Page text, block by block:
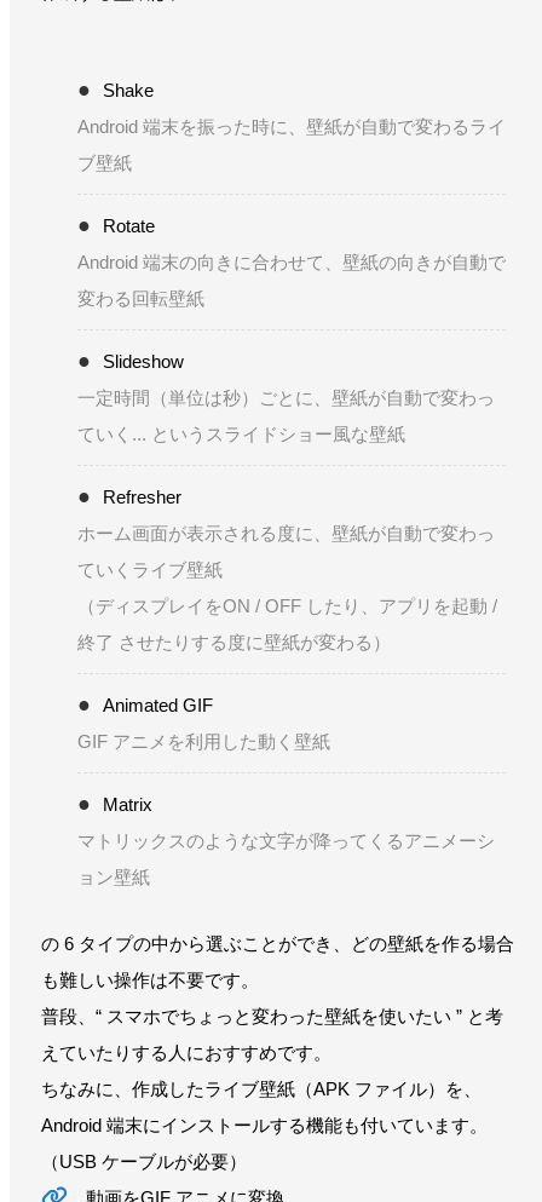
Shake
Android 端末を振った時に、壁紙が自動で変わるライ
ブ壁紙
Rotate
Android 端末の向きに合わせて、壁紙の向きが自動で
変わる回転壁紙
Slideshow
一定時間（単位は秒）ごとに、壁紙が自動で変わっ
ていく... というスライドショー風な壁紙
Refresher
ホーム画面が表示される度に、壁紙が自動で変わっ
ていくライブ壁紙
（ディスプレイをON / OFF したり、アプリを起動 /
終了 させたりする度に壁紙が変わる）
Animated GIF
GIF アニメを利用した動く壁紙
Matrix
マトリックスのような文字が降ってくるアニメーシ
ョン壁紙
の 6 タイプの中から選ぶことができ、どの壁紙を作る場合
も難しい操作は不要です。
普段、“ スマホでちょっと変わった壁紙を使いたい ” と考
えていたりする人におすすめです。
ちなみに、作成したライブ壁紙（APK ファイル）を、
Android 端末にインストールする機能も付いています。
（USB ケーブルが必要）
動画をGIF アニメに変換